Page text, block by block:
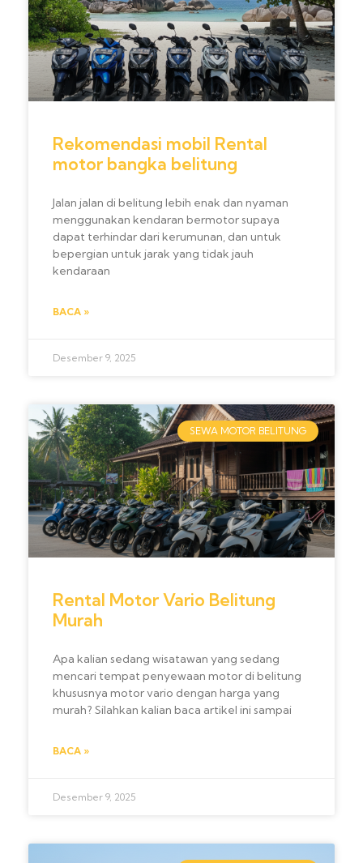
Rekomendasi mobil Rental
motor bangka belitung
Jalan jalan di belitung lebih enak dan nyaman
menggunakan kendaran bermotor supaya
dapat terhindar dari kerumunan, dan untuk
bepergian untuk jarak yang tidak jauh
kendaraan
BACA »
Desember 9, 2025
SEWA MOTOR BELITUNG
Rental Motor Vario Belitung
Murah
Apa kalian sedang wisatawan yang sedang
mencari tempat penyewaan motor di belitung
khususnya motor vario dengan harga yang
murah? Silahkan kalian baca artikel ini sampai
BACA »
Desember 9, 2025